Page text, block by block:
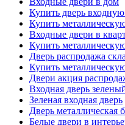
Купить дверь
Купить
Входные двери в
Купить
Дверь распродажа
Купить
Двери акция
Входная дверь
Зеленая входная дверь
Дверь металлическая
Белые двери в